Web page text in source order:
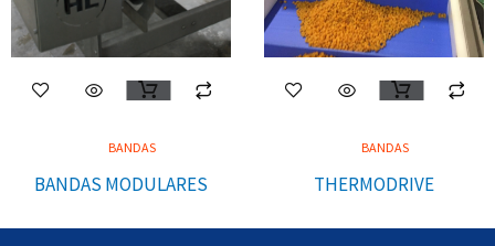
BANDAS
BANDAS MODULARES
BANDAS
THERMODRIVE